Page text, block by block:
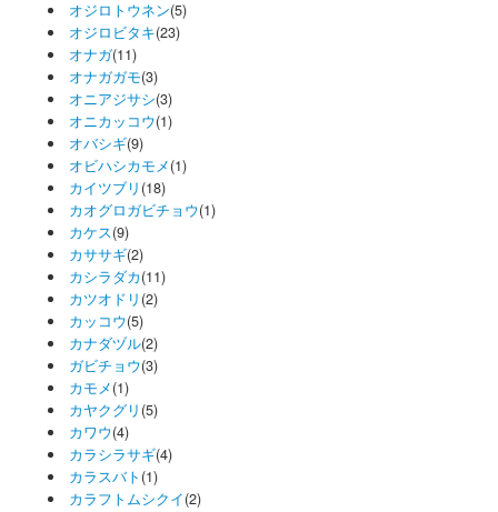
オジロトウネン(5)
オジロビタキ(23)
オナガ(11)
オナガガモ(3)
オニアジサシ(3)
オニカッコウ(1)
オバシギ(9)
オビハシカモメ(1)
カイツブリ (18)
カオグロガビチョウ(1)
カケス(9)
カササギ(2)
カシラダカ(11)
カツオドリ (2)
カッコウ(5)
カナダヅル(2)
ガビチョウ(3)
カモメ(1)
カヤクグリ (5)
カワウ(4)
カラシラサギ(4)
カラスバト (1)
カラフトムシクイ(2)